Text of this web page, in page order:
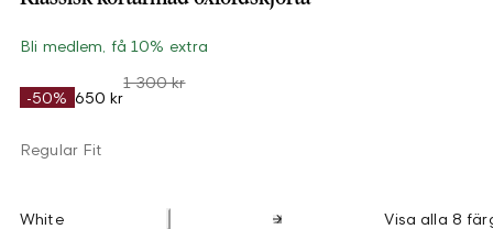
Bli medlem, få 10% extra
-50% 650 kr
1 300 kr
Regular Fit
White Visa alla 8